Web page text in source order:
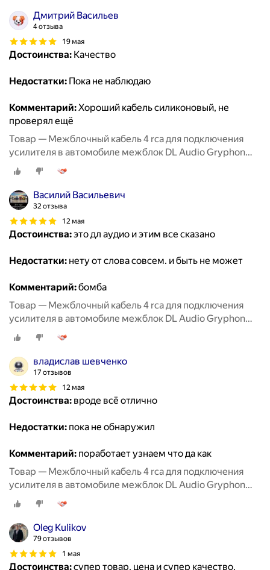
Дмитрий Васильев
4 отзыва
19 мая
Достоинства: Качество
Недостатки: Пока не наблюдаю
Комментарий:Хороший кабель силиконовый, не
проверял ещё
Товар — Межблочный кабель 4 rca для подключения
усилителя в автомобиле межблок DL Audio Gryphon
Lite 4RCA 5M
Василий Васильевич
32 отзыва
12 мая
Достоинства:это дл аудио и этим все сказано
Недостатки: нету от слова совсем. и быть не может
Комментарий:бомба
Товар — Межблочный кабель 4 rca для подключения
усилителя в автомобиле межблок DL Audio Gryphon
Lite 4RCA 5M
владислав шевченко
17 отзывов
12 мая
Достоинства: вроде всё отлично
Недостатки: пока не обнаружил
Комментарий: поработает узнаем что да как
Товар — Межблочный кабель 4 rca для подключения
усилителя в автомобиле межблок DL Audio Gryphon
Lite 4RCA 5M
Oleg Kulikov
79 отзывов
1 мая
Достоинства:супер товар, цена и супер качество,